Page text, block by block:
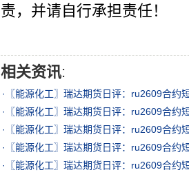
责，并请自行承担责任！
相关资讯:
·
〖能源化工〗瑞达期货日评：ru2609合约
·
〖能源化工〗瑞达期货日评：ru2609合约
·
〖能源化工〗瑞达期货日评：ru2609合约
·
〖能源化工〗瑞达期货日评：ru2609合约
·
〖能源化工〗瑞达期货日评：ru2609合约